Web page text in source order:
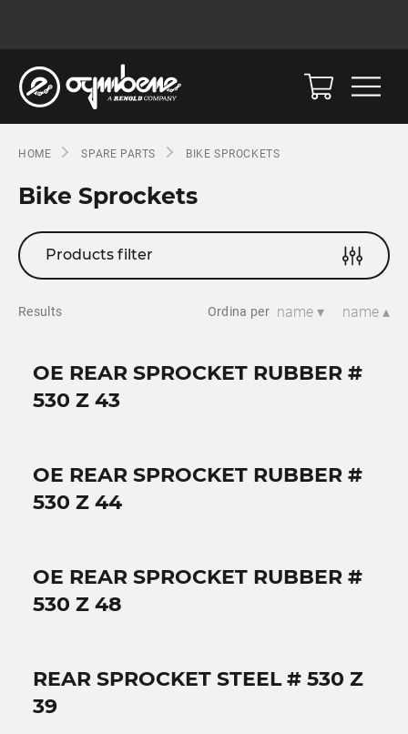
HOME SPARE PARTS BIKE SPROCKETS
Bike Sprockets
Products filter
Results Ordina per name ▾ name ▴
OE REAR SPROCKET RUBBER #
530 Z 43
OE REAR SPROCKET RUBBER #
530 Z 44
OE REAR SPROCKET RUBBER #
530 Z 48
REAR SPROCKET STEEL # 530 Z
39